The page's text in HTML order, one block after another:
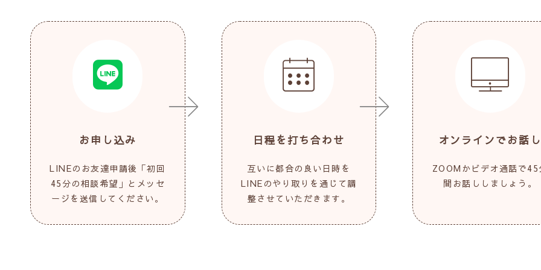
お申し込み
LINEのお友達申請後「初回
45分の相談希望」とメッセ
ージを送信してください。
日程を打ち合わせ
互いに都合の良い日時を
LINEのやり取りを通じて調
整させていただきます。
オンラインでお話
ZOOMかビデオ通話で45
間お話ししましょう。